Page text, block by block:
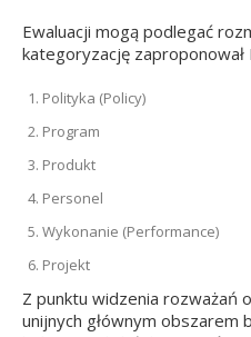
Ewaluacji mogą podlegać
kategoryzację zaproponował
Polityka (Policy)
Program
Produkt
Personel
Wykonanie (Performance)
Projekt
Z punktu widzenia rozważań
unijnych głównym